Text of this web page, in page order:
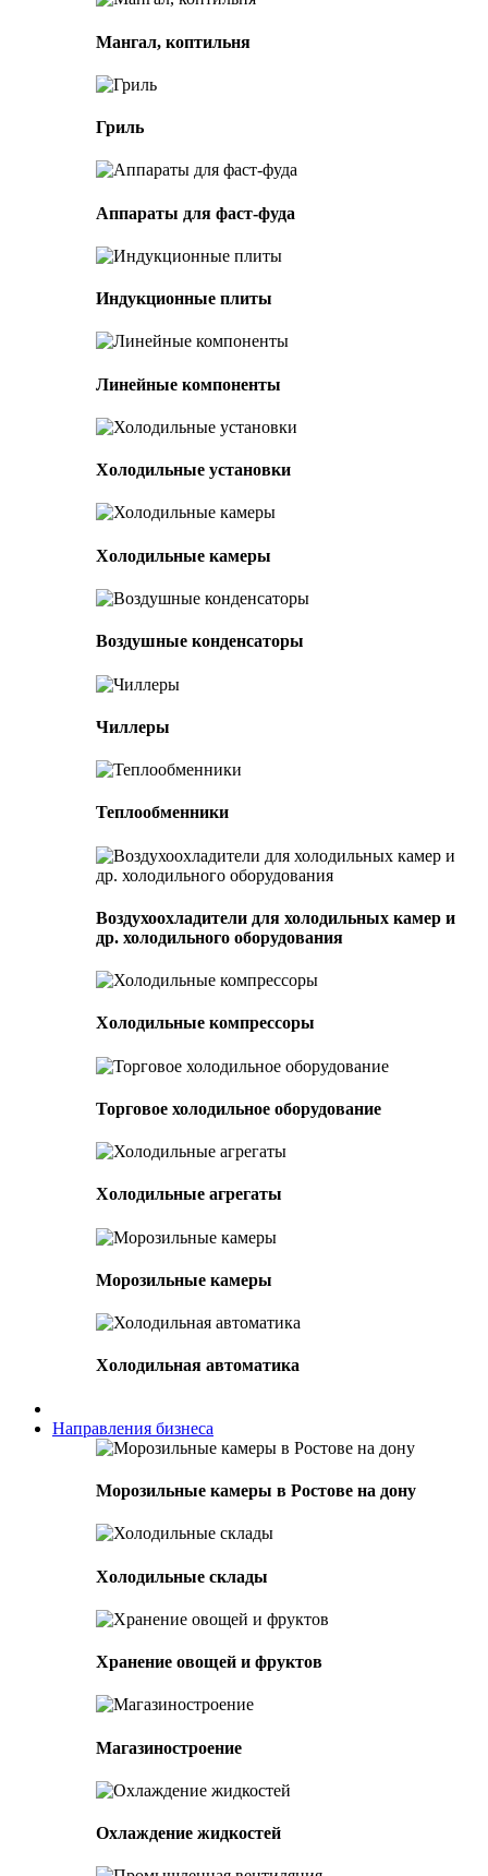
Мангал, коптильня
Гриль
Аппараты для фаст-фуда
Индукционные плиты
Линейные компоненты
Холодильные установки
Холодильные камеры
Воздушные конденсаторы
Чиллеры
Теплообменники
Воздухоохладители для холодильных камер и
др. холодильного оборудования
Холодильные компрессоры
Торговое холодильное оборудование
Холодильные агрегаты
Морозильные камеры
Холодильная автоматика
Направления бизнеса
Морозильные камеры в Ростове на дону
Холодильные склады
Хранение овощей и фруктов
Магазиностроение
Охлаждение жидкостей